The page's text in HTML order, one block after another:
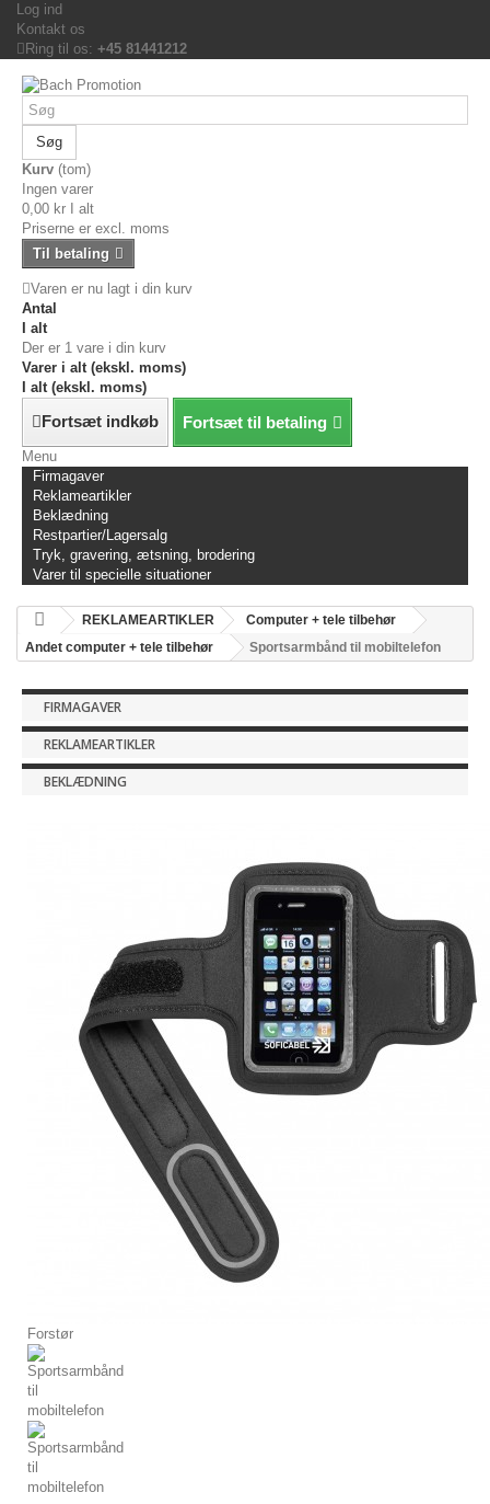
Log ind
Kontakt os
Ring til os: +45 81441212
Søg
Kurv (tom)
Ingen varer
0,00 kr
I alt
Priserne er excl. moms
Til betaling
Varen er nu lagt i din kurv
Antal
I alt
Der er 1 vare i din kurv
Varer i alt (ekskl. moms)
I alt (ekskl. moms)
Fortsæt indkøb Fortsæt til betaling
Menu
Firmagaver
Reklameartikler
Beklædning
Restpartier/Lagersalg
Tryk, gravering, ætsning, brodering
Varer til specielle situationer
REKLAMEARTIKLER
Computer + tele tilbehør
Andet computer + tele tilbehør
Sportsarmbånd til mobiltelefon
FIRMAGAVER
REKLAMEARTIKLER
BEKLÆDNING
Forstør